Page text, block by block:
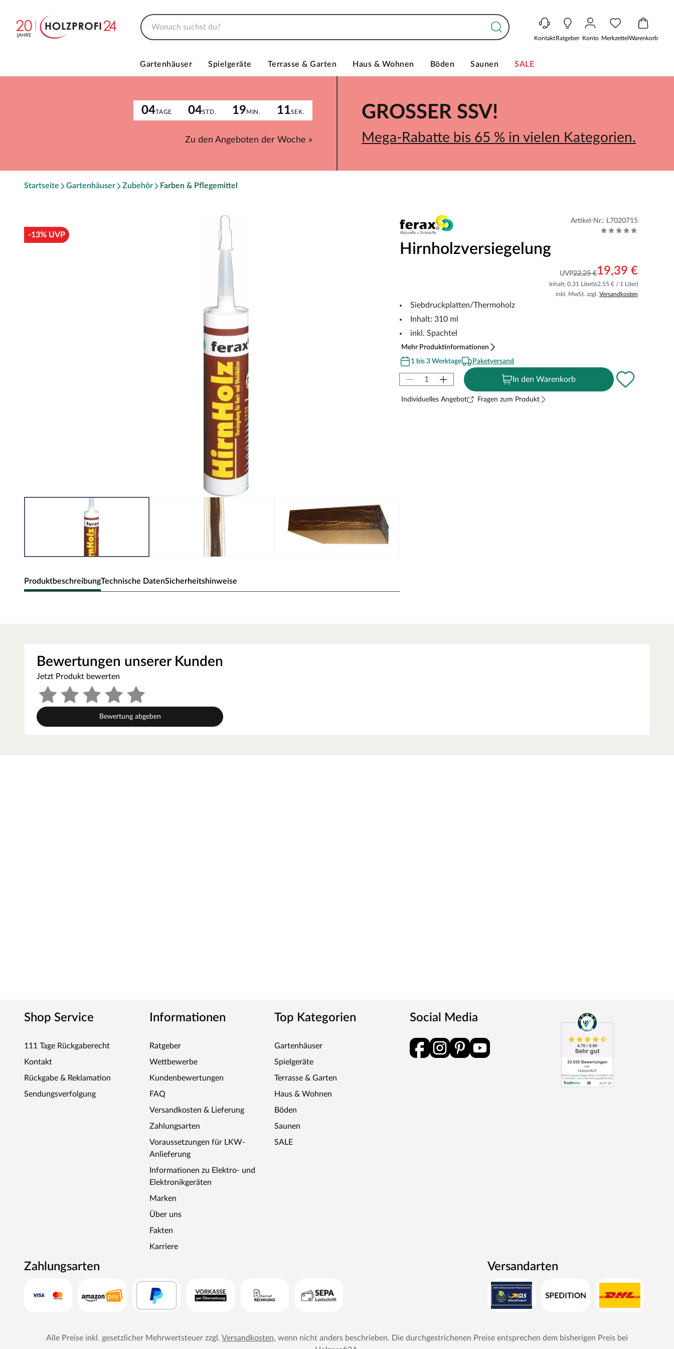
KontaktRatgeber Konto MerkzettelWarenkorb
Gartenhäuser Spielgeräte Terrasse & Garten Haus & Wohnen Böden Saunen SALE
04TAGE 04STD. 19MIN. 11SEK.
Zu den Angeboten der Woche »
GROSSER SSV!
Mega-Rabatte bis 65 % in vielen Kategorien.
Startseite Gartenhäuser Zubehör Farben & Pflegemittel
-13% UVP
ProduktbeschreibungTechnische DatenSicherheitshinweise
lösungsmittelfrei
schnell trocknend
überstreichbar
Artikel-Nr.: L7020715
Hirnholzversiegelung
UVP22,25 €19,39 €
Inhalt: 0.31 Liter(62,55 € / 1 Liter)
inkl. MwSt. zzgl. Versandkosten
Siebdruckplatten/Thermoholz
Inhalt: 310 ml
inkl. Spachtel
Mehr Produktinformationen
1 bis 3 Werktage
Paketversand
In den Warenkorb
Individuelles Angebot Fragen zum Produkt
Bewertungen unserer Kunden
Jetzt Produkt bewerten
Bewertung abgeben
Shop Service
111 Tage Rückgaberecht
Kontakt
Rückgabe & Reklamation
Sendungsverfolgung
Informationen
Ratgeber
Wettbewerbe
Kundenbewertungen
FAQ
Versandkosten & Lieferung
Zahlungsarten
Voraussetzungen für LKW-
Anlieferung
Informationen zu Elektro- und
Elektronikgeräten
Marken
Über uns
Fakten
Karriere
Top Kategorien
Gartenhäuser
Spielgeräte
Terrasse & Garten
Haus & Wohnen
Böden
Saunen
SALE
Social Media
Zahlungsarten Versandarten
Alle Preise inkl. gesetzlicher Mehrwertsteuer zzgl. Versandkosten, wenn nicht anders beschrieben. Die durchgestrichenen Preise entsprechen dem bisherigen Preis bei